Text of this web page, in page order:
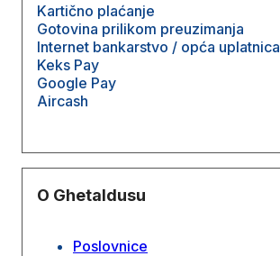
Kartično plaćanje
Gotovina prilikom preuzimanja
Internet bankarstvo / opća uplatnica
Keks Pay
Google Pay
Aircash
O Ghetaldusu
Poslovnice